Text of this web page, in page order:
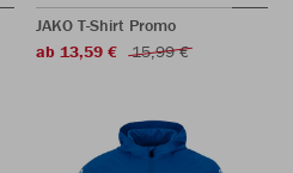
JAKO T-Shirt Promo
ab 13,59 €
15,99 €